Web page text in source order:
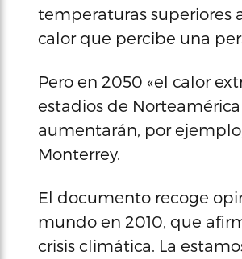
temperaturas superiores
calor que percibe una
Pero en 2050 «el calor
estadios de
aumentarán, por
Monterrey.
El documento recoge
mundo en 2010, que
crisis climática. La